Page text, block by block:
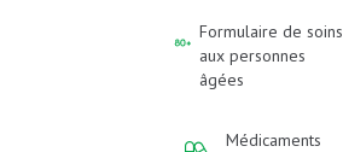
Formulaire de soins
aux personnes
âgées
Médicaments